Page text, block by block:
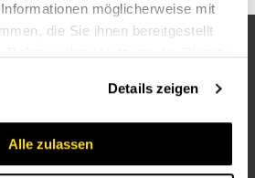
möglicherweise mit
die Sie ihnen bereitgestellt
Details zeigen
Alle zulassen